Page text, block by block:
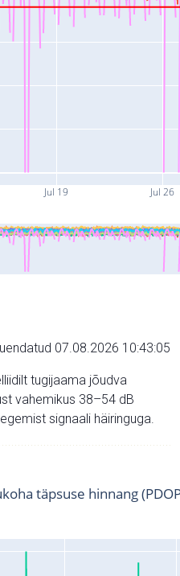
Jul 19 Jul 26
07.08.2026 10:43:05
tugijaama jõudva
vahemikus 38–54 dB
signaali häiringuga.
täpsuse hinnang